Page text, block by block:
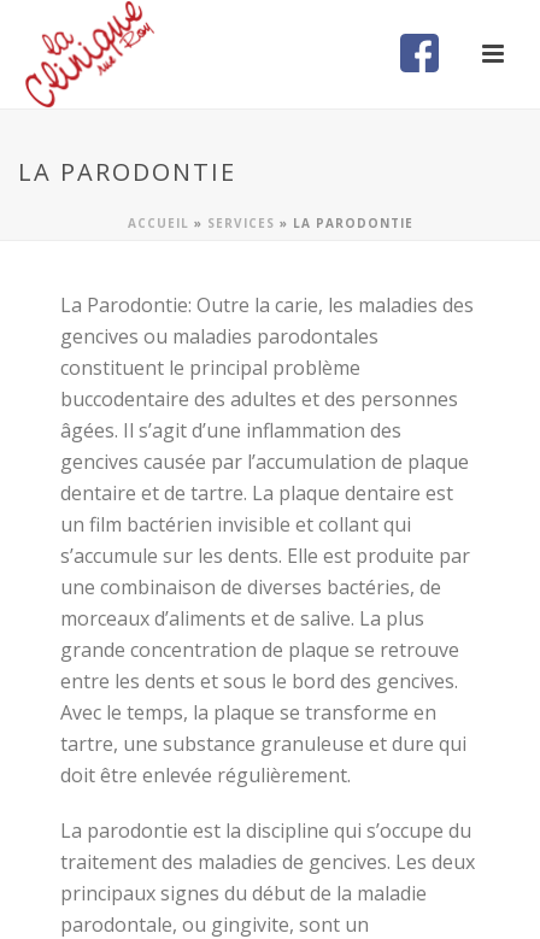
LA PARODONTIE
ACCUEIL » SERVICES » LA PARODONTIE
La Parodontie: Outre la carie, les maladies des
gencives ou maladies parodontales
constituent le principal problème
buccodentaire des adultes et des personnes
âgées. Il s’agit d’une inflammation des
gencives causée par l’accumulation de plaque
dentaire et de tartre. La plaque dentaire est
un film bactérien invisible et collant qui
s’accumule sur les dents. Elle est produite par
une combinaison de diverses bactéries, de
morceaux d’aliments et de salive. La plus
grande concentration de plaque se retrouve
entre les dents et sous le bord des gencives.
Avec le temps, la plaque se transforme en
tartre, une substance granuleuse et dure qui
doit être enlevée régulièrement.
La parodontie est la discipline qui s’occupe du
traitement des maladies de gencives. Les deux
principaux signes du début de la maladie
parodontale, ou gingivite, sont un